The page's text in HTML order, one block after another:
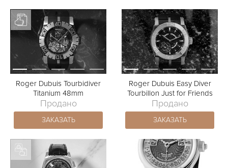
Roger Dubuis Tourbidiver
Titanium 48mm
Продано
ЗАКАЗАТЬ
Roger Dubuis Easy Diver
Tourbillon Just for Friends
Продано
ЗАКАЗАТЬ